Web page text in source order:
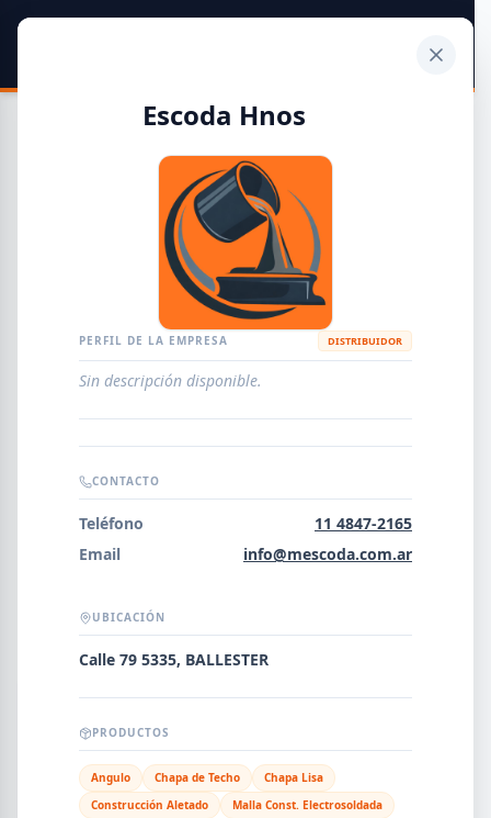
Guía de Empresas Metalúrgicas y Siderúrgicas
METALÚRGICAS
EMPRESAS AGREGAR EMPRESA
Error al cargar empresas.
NOMBRE
SEGMENTO
Escoda Hnos
PERFIL DE LA EMPRESA DISTRIBUIDOR
Sin descripción disponible.
CONTACTO
Teléfono
11 4847-2165
Email
info@mescoda.com.ar
UBICACIÓN
Calle 79 5335, BALLESTER
PRODUCTOS
Angulo Chapa de Techo
Chapa Lisa
Construcción Aletado
Malla Const. Electrosoldada